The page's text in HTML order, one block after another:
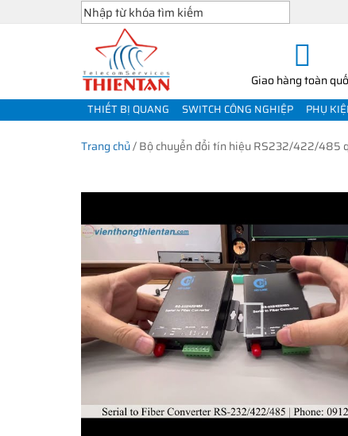
Giao hàng toàn
THIẾT BỊ QUANG SWITCH CÔNG NGHIỆP PHỤ
Trang chủ/Bộ chuyển đổi tín hiệu RS232/422/485